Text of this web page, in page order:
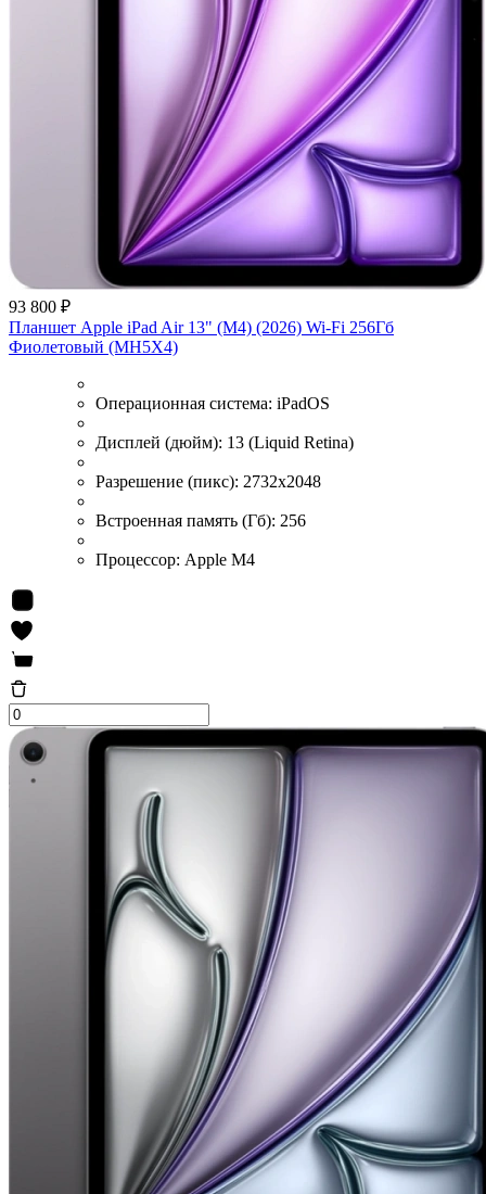
93 800 ₽
Планшет Apple iPad Air 13" (M4) (2026) Wi-Fi 256Гб
Фиолетовый (MH5X4)
Операционная система: iPadOS
Дисплей (дюйм): 13 (Liquid Retina)
Разрешение (пикс): 2732x2048
Встроенная память (Гб): 256
Процессор: Apple M4